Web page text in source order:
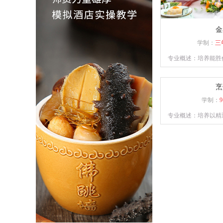
学制： 三
专业概述：培养能
识并具备独立创
学制：
专业概述：培养以